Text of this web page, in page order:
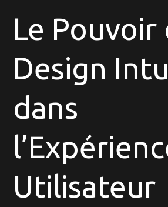
Intuitif
Créer
des
Utilisateurs
Inoubliables
Le Pouvoir
Design
dans
Utilisateur